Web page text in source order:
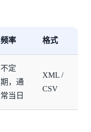
频率 格式
不定
期，通
常当日
XML /
CSV